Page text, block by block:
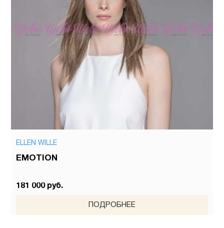
ELLEN WILLE
EMOTION
181 000 руб.
ПОДРОБНЕЕ